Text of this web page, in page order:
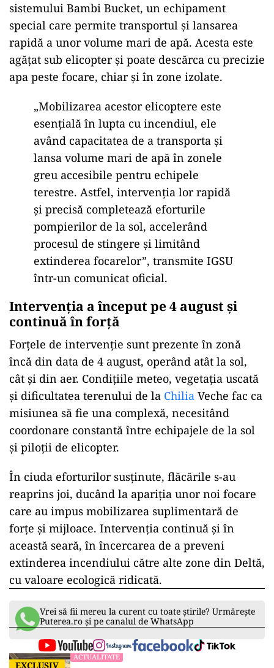
sistemului Bambi Bucket, un echipament
special care permite transportul și lansarea
rapidă a unor volume mari de apă. Acesta este
agățat sub elicopter și poate descărca cu precizie
apa peste focare, chiar și în zone izolate.
„Mobilizarea acestor elicoptere este
esențială în lupta cu incendiul, ele
având capacitatea de a transporta și
lansa volume mari de apă în zonele
greu accesibile pentru echipele
terestre. Astfel, intervenția lor rapidă
și precisă completează eforturile
pompierilor de la sol, accelerând
procesul de stingere și limitând
extinderea focarelor”, transmite IGSU
într-un comunicat oficial.
Intervenția a început pe 4 august și
continuă în forță
Forțele de intervenție sunt prezente în zonă
încă din data de 4 august, operând atât la sol,
cât și din aer. Condițiile meteo, vegetația uscată
și dificultatea terenului de la Chilia Veche fac ca
misiunea să fie una complexă, necesitând
coordonare constantă între echipajele de la sol
și piloții de elicopter.
În ciuda eforturilor susținute, flăcările s-au
reaprins joi, ducând la apariția unor noi focare
care au impus mobilizarea suplimentară de
forțe și mijloace. Intervenția continuă și în
această seară, în încercarea de a preveni
extinderea incendiului către alte zone din Deltă,
cu valoare ecologică ridicată.
Vrei să fii mereu la curent cu toate știrile? Urmărește
Puterea.ro și pe canalul de WhatsApp
EXCLUSIV
ACTUALITATE